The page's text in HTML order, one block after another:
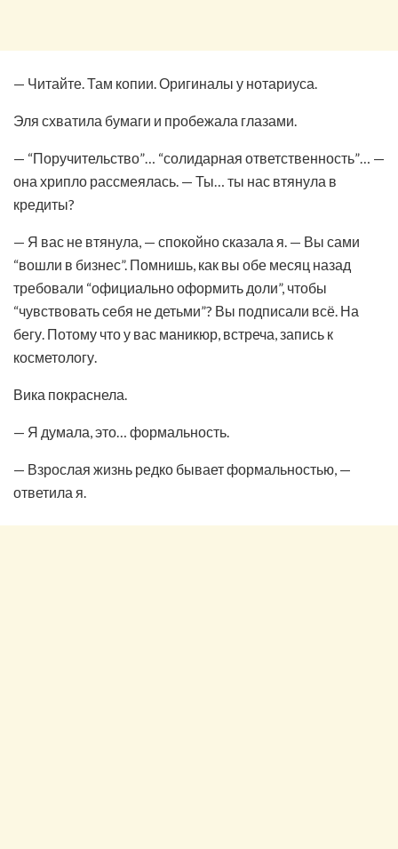
— Читайте. Там копии. Оригиналы у нотариуса.
Эля схватила бумаги и пробежала глазами.
— “Поручительство”… “солидарная ответственность”… —
она хрипло рассмеялась. — Ты… ты нас втянула в
кредиты?
— Я вас не втянула, — спокойно сказала я. — Вы сами
“вошли в бизнес”. Помнишь, как вы обе месяц назад
требовали “официально оформить доли”, чтобы
“чувствовать себя не детьми”? Вы подписали всё. На
бегу. Потому что у вас маникюр, встреча, запись к
косметологу.
Вика покраснела.
— Я думала, это… формальность.
— Взрослая жизнь редко бывает формальностью, —
ответила я.